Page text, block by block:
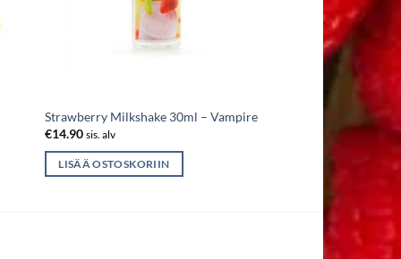
Strawberry Milkshake 30ml – Vampire
€14.90 sis. alv
LISÄÄ OSTOSKORIIN